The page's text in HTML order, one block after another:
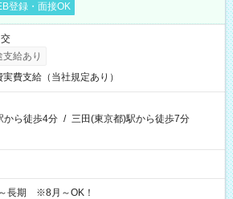
登録・面接OK
給あり
費支給（当社規定あり）
から徒歩4分 / 三田(東京都)駅から徒歩7分
～長期 ※8月～OK！